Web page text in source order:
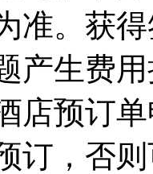
准。获
产生费
店预订
订，否